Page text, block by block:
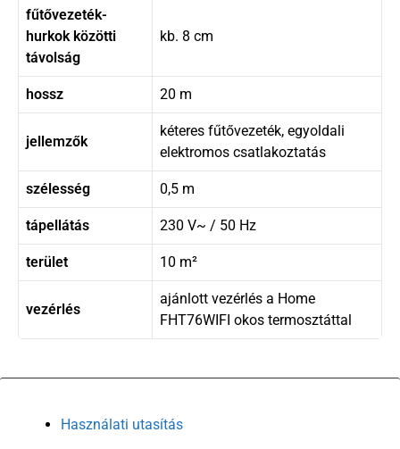
fűtővezeték-
hurkok közötti
távolság
kb. 8 cm
hossz 20 m
jellemzők
kéteres fűtővezeték, egyoldali
elektromos csatlakoztatás
szélesség 0,5 m
tápellátás 230 V~ / 50 Hz
terület 10 m²
vezérlés
ajánlott vezérlés a Home
FHT76WIFI okos termosztáttal
Használati utasítás